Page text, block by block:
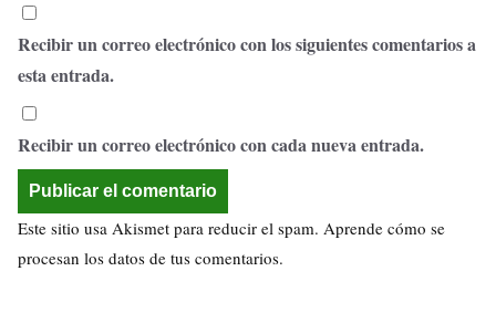
Recibir un correo electrónico con los siguientes comentarios a
esta entrada.
Recibir un correo electrónico con cada nueva entrada.
Este sitio usa Akismet para reducir el spam. Aprende cómo se
procesan los datos de tus comentarios.